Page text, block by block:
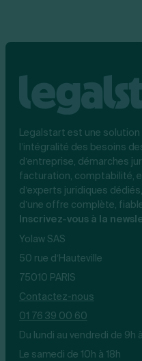
Legalstart est une
l’intégralité des besoins
d’entreprise, démarches
facturation, comptabilité,
d’experts juridiques
d’une offre complète,
Inscrivez-vous à la
Yolaw SAS
50 rue d’Hauteville
75010 PARIS
Contactez-nous
01 76 39 00 60
Du lundi au vendredi de 9h
Le samedi de 10h à 18h